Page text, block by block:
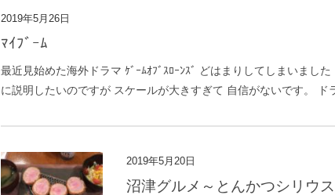
2019年5月26日
ﾏｲﾌﾞｰﾑ
最近見始めた海外ドラマ ｹﾞｰﾑｵﾌﾞｽﾛｰﾝｽﾞ どはまりしてしまいまし
に説明したいのですが スケールが大きすぎて 自信がないです。
2019年5月20日
沼津グルメ～とんかつシリウ